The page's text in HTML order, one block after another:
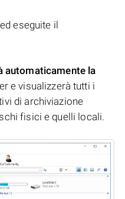
eseguite il
automaticamente la
e visualizzerà tutti i
di archiviazione
fisici e quelli locali.